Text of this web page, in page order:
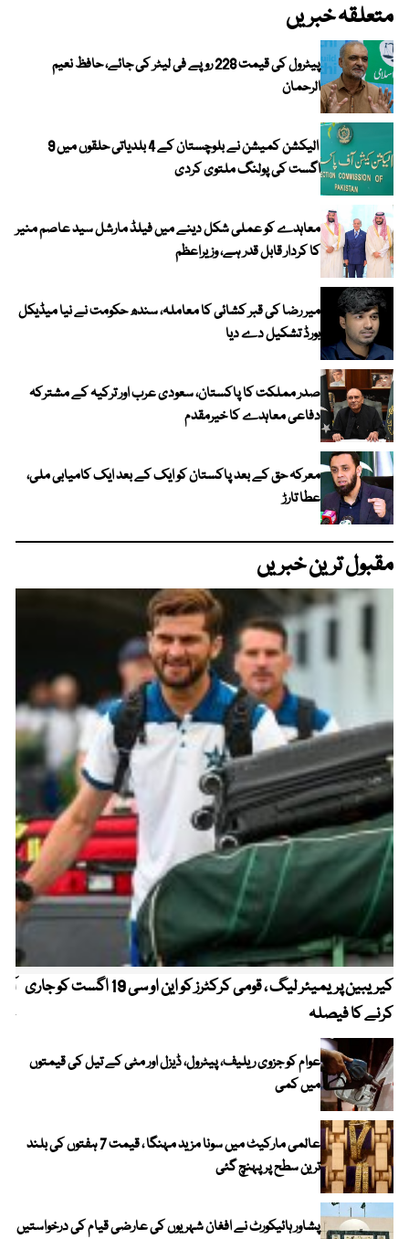
متعلقہ خبریں
پیٹرول کی قیمت 228 روپے فی لیٹر کی جائے، حافظ نعیم
الرحمان
الیکشن کمیشن نے بلوچستان کے 4 بلدیاتی حلقوں میں 9
اگست کی پولنگ ملتوی کردی
معاہدے کو عملی شکل دینے میں فیلڈ مارشل سید عاصم منیر
کا کردار قابل قدر ہے، وزیراعظم
میر رضا کی قبر کشائی کا معاملہ، سندھ حکومت نے نیا میڈیکل
بورڈ تشکیل دے دیا
صدر مملکت کا پاکستان، سعودی عرب اور ترکیہ کے مشترکہ
دفاعی معاہدے کا خیرمقدم
معرکہ حق کے بعد پاکستان کو ایک کے بعد ایک کامیابی ملی،
عطا تارڑ
مقبول ترین خبریں
کیریبین پریمیئر لیگ ، قومی کرکٹرز کو این او سی 19 اگست کو جاری
کرنے کا فیصلہ
عوام کو جزوی ریلیف، پیٹرول، ڈیزل اور مٹی کے تیل کی قیمتوں
میں کمی
عالمی مارکیٹ میں سونا مزید مہنگا ، قیمت 7 ہفتوں کی بلند
ترین سطح پر پہنچ گئی
پشاور ہائیکورٹ نے افغان شہریوں کی عارضی قیام کی درخواستیں